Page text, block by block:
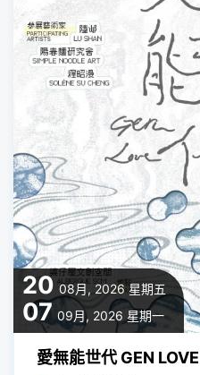
20 08月, 2026 星期五
07 09月, 2026 星期一
愛無能世代 GEN